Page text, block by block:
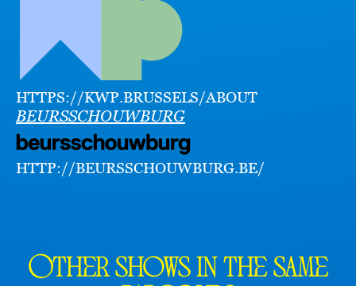
HTTPS://KWP.BRUSSELS/ABOUT
BEURSSCHOUWBURG
HTTP://BEURSSCHOUWBURG.BE/
Other shows in the same